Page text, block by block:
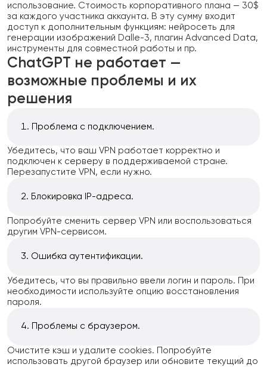
использование. Стоимость корпоративного плана — 30$
за каждого участника аккаунта. В эту сумму входит
доступ к дополнительным функциям: нейросеть для
генерации изображений Dalle-3, плагин Advanced Data,
инструменты для совместной работы и пр.
ChatGPT не работает —
возможные проблемы и их
решения
Проблема с подключением.
Убедитесь, что ваш VPN работает корректно и
подключен к серверу в поддерживаемой стране.
Перезапустите VPN, если нужно.
Блокировка IP-адреса.
Попробуйте сменить сервер VPN или воспользоваться
другим VPN-сервисом.
Ошибка аутентификации.
Убедитесь, что вы правильно ввели логин и пароль. При
необходимости используйте опцию восстановления
пароля.
Проблемы с браузером.
Очистите кэш и удалите cookies. Попробуйте
использовать другой браузер или обновите текущий до